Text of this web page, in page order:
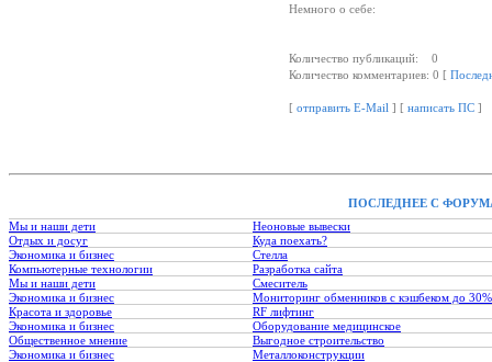
Немного о себе:
Количество публикаций: 0
Количество комментариев: 0 [
[ отправить E-Mail ] [ написать ПС]
ПОСЛЕДНЕЕ С
Мы и наши дети
Неоновые вывески
Отдых и досуг
Куда поехать?
Экономика и бизнес
Стелла
Компьютерные технологии
Разработка сайта
Мы и наши дети
Смеситель
Экономика и бизнес
Мониторинг обменников с кэшбеком до 30%
Красота и здоровье
RF лифтинг
Экономика и бизнес
Оборудование медицинское
Общественное мнение
Выгодное строительство
Экономика и бизнес
Металлоконструкции